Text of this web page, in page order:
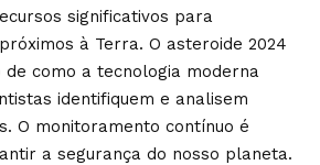
significativos para
à Terra. O asteroide 2024
de como a tecnologia moderna
identifiquem e analisem
O monitoramento contínuo é
a segurança do nosso planeta.